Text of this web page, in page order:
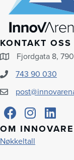
KONTAKT OSS
Fjordgata 8,
743 90 030
OM
Nøkkeltall